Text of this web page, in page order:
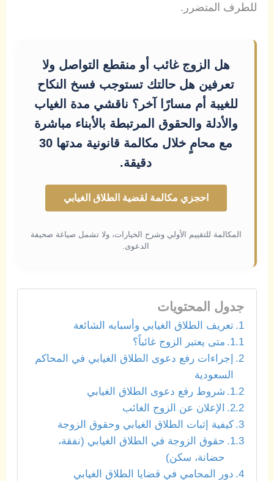
للطرف المتضرر.
هل الزوج غائب أو منقطع التواصل ولا
تعرفين هل حالتك تستوجب فسخ النكاح
للغيبة أم مسارًا آخر؟ ناقشي مدة الغياب
والأدلة والحقوق المرتبطة بالأبناء مباشرة
مع محامٍ خلال مكالمة قانونية مدتها 30
دقيقة.
احجزي مكالمة لقضية الطلاق الغيابي
المكالمة للتقييم الأولي وشرح الخيارات، ولا تشمل صياغة صحيفة
الدعوى.
جدول المحتويات
تعريف الطلاق الغيابي وأسبابه الشائعة
متى يعتبر الزوج غائباً؟
إجراءات رفع دعوى الطلاق الغيابي في المحاكم
السعودية
شروط رفع دعوى الطلاق الغيابي
الإعلان عن الزوج الغائب
كيفية إثبات الطلاق الغيابي وحقوق الزوجة
حقوق الزوجة في الطلاق الغيابي (نفقة،
حضانة، سكن)
دور المحامي في قضايا الطلاق الغيابي